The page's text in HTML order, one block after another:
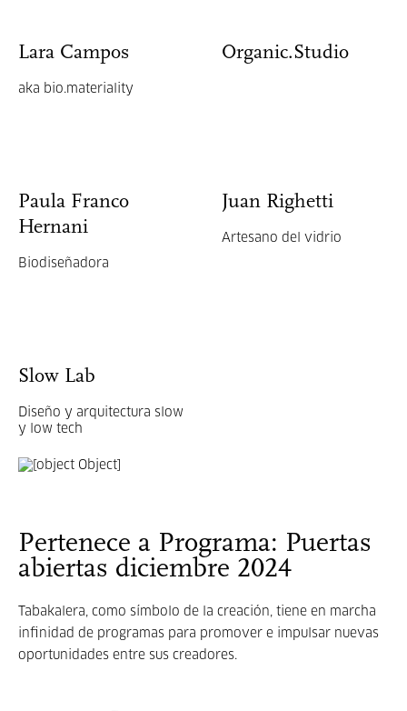
Lara Campos
aka bio.materiality
Organic.Studio
Paula Franco
Hernani
Biodiseñadora
Juan Righetti
Artesano del vidrio
Slow Lab
Diseño y arquitectura slow
y low tech
Pertenece a Programa: Puertas
abiertas diciembre 2024
Tabakalera, como símbolo de la creación, tiene en marcha
infinidad de programas para promover e impulsar nuevas
oportunidades entre sus creadores.